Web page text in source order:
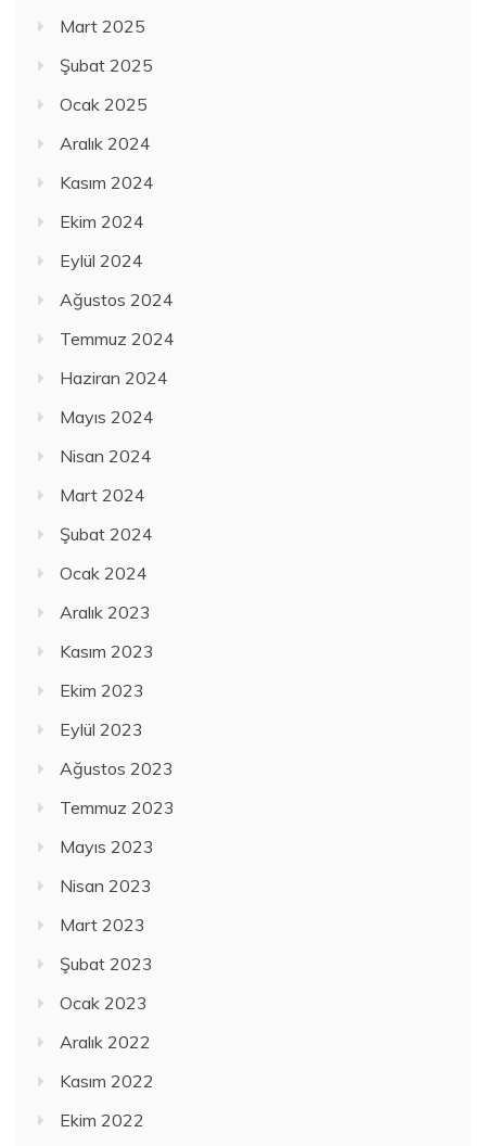
Mart 2025
Şubat 2025
Ocak 2025
Aralık 2024
Kasım 2024
Ekim 2024
Eylül 2024
Ağustos 2024
Temmuz 2024
Haziran 2024
Mayıs 2024
Nisan 2024
Mart 2024
Şubat 2024
Ocak 2024
Aralık 2023
Kasım 2023
Ekim 2023
Eylül 2023
Ağustos 2023
Temmuz 2023
Mayıs 2023
Nisan 2023
Mart 2023
Şubat 2023
Ocak 2023
Aralık 2022
Kasım 2022
Ekim 2022